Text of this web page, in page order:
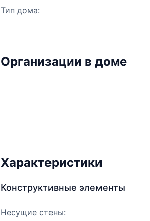
Тип дома:
Организации в доме
Характеристики
Конструктивные элементы
Несущие стены: